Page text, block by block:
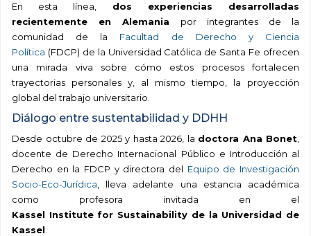
En esta línea, dos experiencias desarrolladas
recientemente en Alemania por integrantes de la
comunidad de la Facultad de Derecho y Ciencia
Política (FDCP) de la Universidad Católica de Santa Fe ofrecen
una mirada viva sobre cómo estos procesos fortalecen
trayectorias personales y, al mismo tiempo, la proyección
global del trabajo universitario.
Diálogo entre sustentabilidad y DDHH
Desde octubre de 2025 y hasta 2026, la doctora Ana Bonet
docente de Derecho Internacional Público e Introducción al
Derecho en la FDCP y directora del Equipo de Investigación
Socio-Eco-Jurídica
lleva adelante una estancia académica
como profesora invitada en el
Kassel Institute for Sustainability de la Universidad de
Kassel